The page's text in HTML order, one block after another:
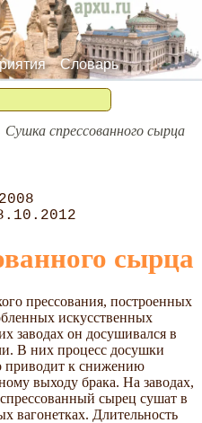
Словарь
Сушка спрессованного сырца
сырца
прессования, построенных
искусственных
заводах он досушивался в
В них процесс досушки
приводит к снижению
выходу брака. На заводах,
сырец сушат в
вагонетках. Длительность